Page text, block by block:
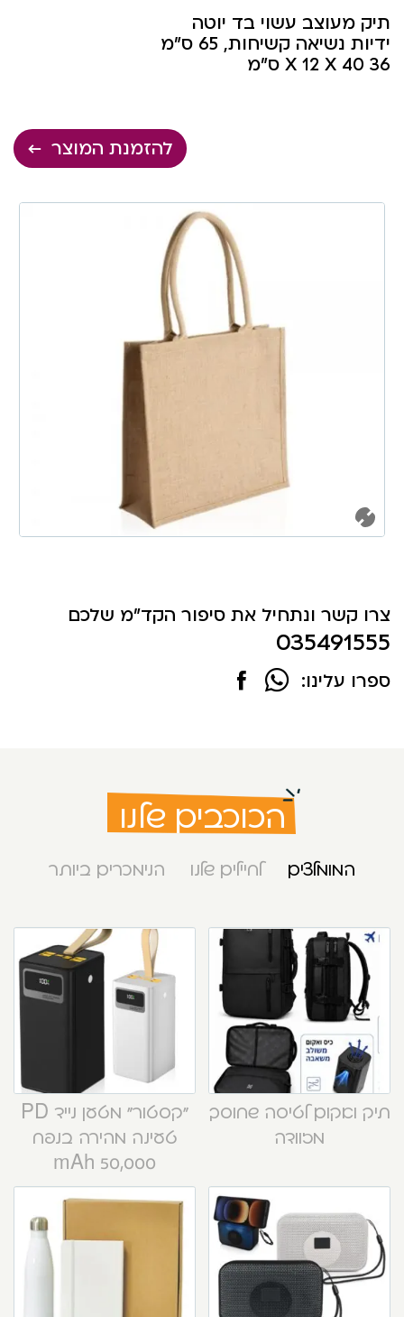
תיק מעוצב עשוי בד יוטה
ידיות נשיאה קשיחות, 65 ס”מ
36 X 12 X 40 ס”מ
להזמנת המוצר
צרו קשר ונתחיל את סיפור הקד"מ שלכם
035491555
ספרו עלינו:
הכוכבים שלנו
המומלצים לחיילים שלנו הנימכרים ביותר
תיק ואקום לטיסה שחוסך
מזוודה
“קסטור” מטען נייד PD
טעינה מהירה בנפח
50,000 mAh